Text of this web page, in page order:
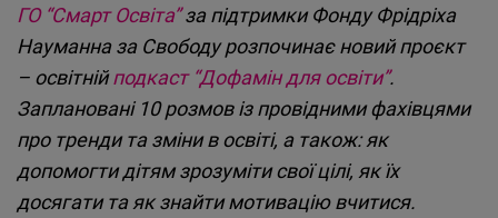
ГО “Смарт Освіта”за підтримки Фонду Фрідріха
Науманна за Свободу розпочинає новий проєкт
– освітнійподкаст “Дофамін для освіти”.
Заплановані 10 розмов із провідними фахівцями
про тренди та зміни в освіті, а також: як
допомогти дітям зрозуміти свої цілі, як їх
досягати та як знайти мотивацію вчитися.
Embed
Cloudinary
Flickr
Embed